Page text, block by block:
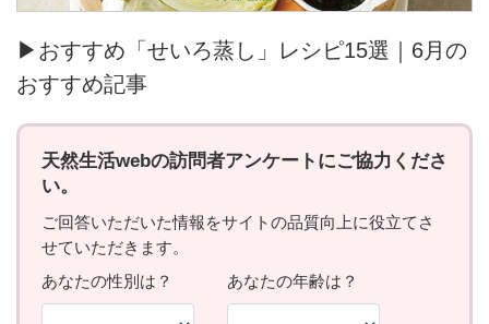
▶おすすめ「せいろ蒸し」レシピ15選｜6月の
おすすめ記事